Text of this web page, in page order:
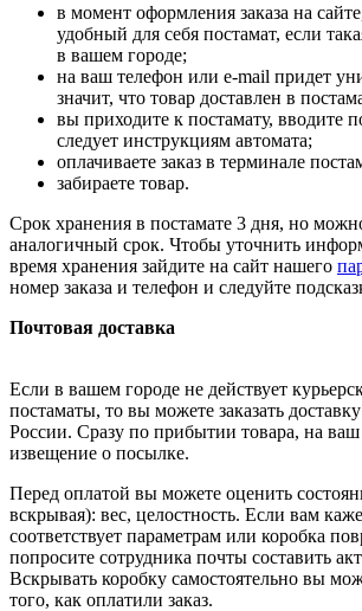
в момент оформления заказа на
удобный для себя постамат, если
в вашем городе;
на ваш телефон или e-mail придет
значит, что товар доставлен в
вы приходите к постамату, вводите
следует инструкциям автомата;
оплачиваете заказ в терминале
забираете товар.
Срок хранения в постамате 3 дня, но
аналогичный срок. Чтобы уточнить
время хранения зайдите на сайт нашего
номер заказа и телефон и следуйте
Почтовая доставка
Если в вашем городе не действует
постаматы, то вы можете заказать
России. Сразу по прибытии товара, на ваш
извещение о посылке.
Перед оплатой вы можете оценить
вскрывая): вес, целостность. Если вам
соответствует параметрам или коробка
попросите сотрудника почты составить
Вскрывать коробку самостоятельно вы
того, как оплатили заказ.